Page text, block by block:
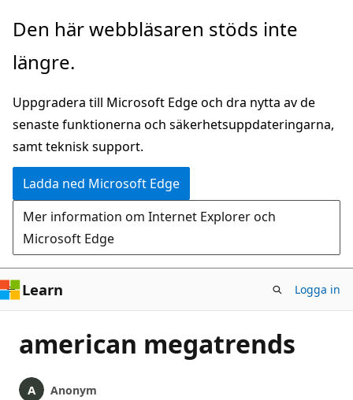
Hoppa
huvudinnehåll
Den här webbläsaren stöds inte
längre.
Uppgradera till Microsoft Edge och dra nytta av de
senaste funktionerna och säkerhetsuppdateringarna,
samt teknisk support.
Ladda ned Microsoft Edge
Mer information om Internet Explorer och
Microsoft Edge
Learn Logga in
american megatrends
Anonym